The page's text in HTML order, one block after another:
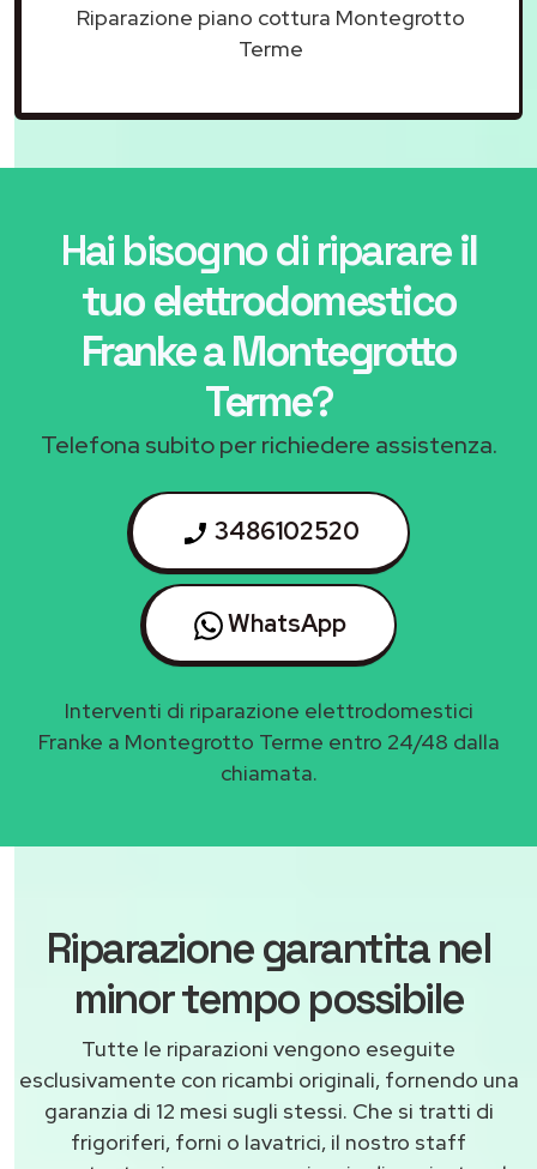
Riparazione piano cottura Montegrotto
Terme
Hai bisogno di riparareil
tuo elettrodomestico
Franke a Montegrotto
Terme?
Telefona subito per richiedere assistenza.
3486102520
WhatsApp
Interventi di riparazione elettrodomestici
Franke a Montegrotto Terme entro 24/48 dalla
chiamata.
Riparazione garantita nel
minor tempo possibile
Tutte le riparazioni vengono eseguite
esclusivamente con ricambi originali, fornendo una
garanzia di 12 mesi sugli stessi. Che si tratti di
frigoriferi, forni o lavatrici, il nostro staff